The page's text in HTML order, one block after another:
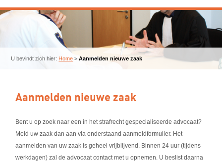
U bevindt zich hier: Home >Aanmelden nieuwe zaak
Aanmelden nieuwe zaak
Bent u op zoek naar een in het strafrecht gespecialiseerde advocaat?
Meld uw zaak dan aan via onderstaand aanmeldformulier. Het
aanmelden van uw zaak is geheel vrijblijvend. Binnen 24 uur (tijdens
werkdagen) zal de advocaat contact met u opnemen. U beslist daarna